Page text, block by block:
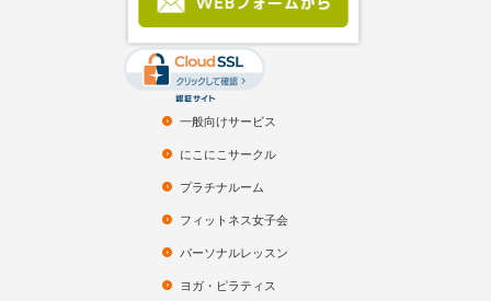
一般向けサービス
にこにこサークル
プラチナルーム
フィットネス女子会
パーソナルレッスン
ヨガ・ピラティス